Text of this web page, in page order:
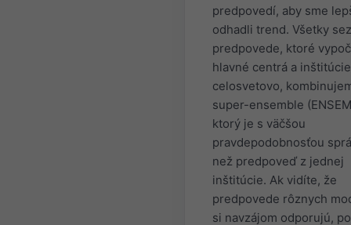
predpovedí, aby sme
odhadli trend. Všetky
predpovede, ktoré
hlavné centrá a inštitúcie
celosvetovo,
super-ensemble
ktorý je s väčšou
pravdepodobnosťou
než predpoveď z jednej
inštitúcie. Ak vidíte, že
predpovede rôznych
si navzájom odporujú,